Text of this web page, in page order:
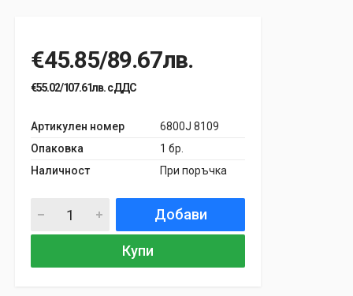
€45.85/89.67лв.
€55.02/107.61лв. с ДДС
Артикулен номер
6800J 8109
Опаковка
1 бр.
Наличност
При поръчка
Добави
Купи